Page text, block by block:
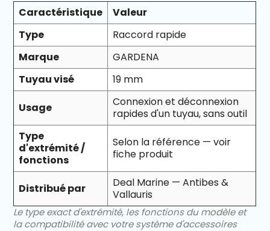
Caractéristique
Valeur
Type
Raccord rapide
Marque
GARDENA
Tuyau visé
19 mm
Usage
Connexion et déconnexion
rapides d'un tuyau, sans outil
Type
d'extrémité /
fonctions
Selon la référence — voir
fiche produit
Distribué par
Deal Marine — Antibes &
Vallauris
Le type exact d'extrémité, les fonctions du modèle et
la compatibilité avec votre système d'accessoires